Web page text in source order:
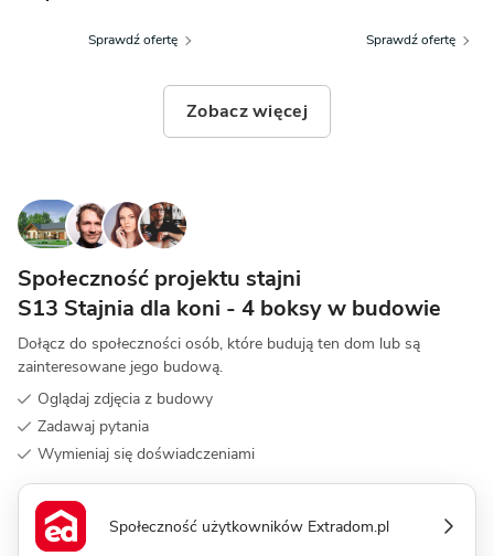
Sprawdź ofertę Sprawdź ofertę
Zobacz więcej
Społeczność projektu stajni
S13 Stajnia dla koni - 4 boksy w budowie
Dołącz do społeczności osób, które budują ten dom lub są
zainteresowane jego budową.
Oglądaj zdjęcia z budowy
Zadawaj pytania
Wymieniaj się doświadczeniami
Społeczność użytkowników Extradom.pl